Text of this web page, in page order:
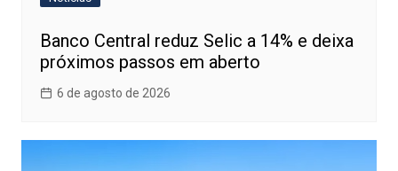
Banco Central reduz Selic a 14% e deixa
próximos passos em aberto
6 de agosto de 2026